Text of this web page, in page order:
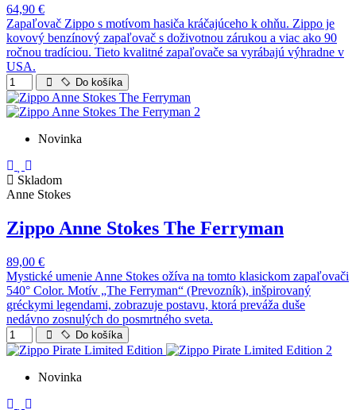
64,90 €
Zapaľovač Zippo s motívom hasiča kráčajúceho k ohňu. Zippo je
kovový benzínový zapaľovač s doživotnou zárukou a viac ako 90
ročnou tradíciou. Tieto kvalitné zapaľovače sa vyrábajú výhradne v
USA.
Do košíka
Novinka
Skladom
Anne Stokes
Zippo Anne Stokes The Ferryman
89,00 €
Mystické umenie Anne Stokes ožíva na tomto klasickom zapaľovači
540° Color. Motív „The Ferryman“ (Prevozník), inšpirovaný
gréckymi legendami, zobrazuje postavu, ktorá preváža duše
nedávno zosnulých do posmrtného sveta.
Do košíka
Novinka